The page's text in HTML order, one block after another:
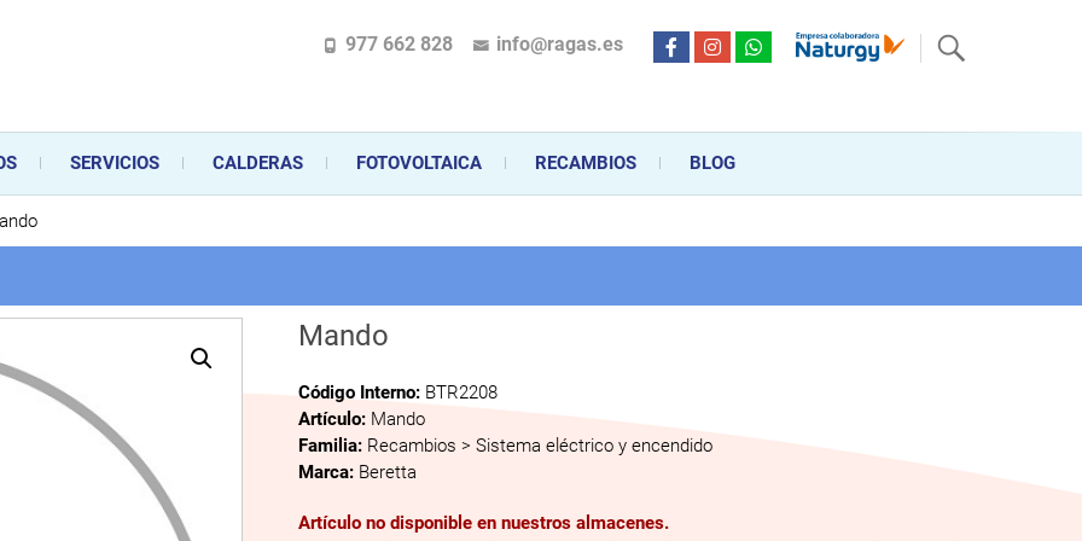
en la instalación, comercialización y mantenimiento de gas y electricidad desde hace más de 20 años . Acompañamos al cliente
aparatos de gas, climatización o electrodomésticos, desde el asesoramiento personalizado en la venta, montaje y reparación, hasta la
977 662 828 info@ragas.es
SERVICIOS CALDERAS FOTOVOLTAICA RECAMBIOS BLOG
Mando
Código Interno: BTR2208
Artículo: Mando
Familia: Recambios > Sistema eléctrico y encendido
Marca: Beretta
Artículo no disponible en nuestros almacenes.